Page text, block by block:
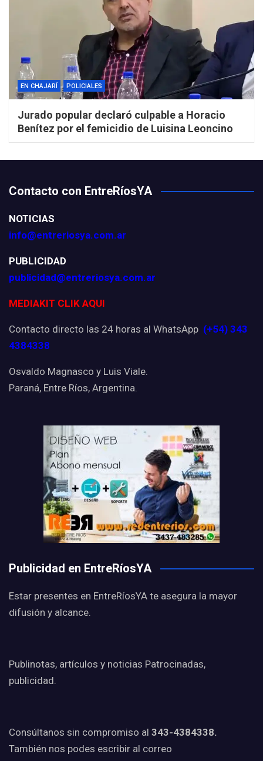
EN CHAJARÍ POLICIALES
Jurado popular declaró culpable a Horacio
Benítez por el femicidio de Luisina Leoncino
Contacto con EntreRíosYA
NOTICIAS
info@entreriosya.com.ar
PUBLICIDAD
publicidad@entreriosya.com.ar
MEDIAKIT CLIK AQUI
Contacto directo las 24 horas al WhatsApp (+54) 343
4384338
Osvaldo Magnasco y Luis Viale.
Paraná, Entre Ríos, Argentina.
Publicidad en EntreRíosYA
Estar presentes en EntreRíosYA te asegura la mayor
difusión y alcance.
Publinotas, artículos y noticias Patrocinadas,
publicidad.
Consúltanos sin compromiso al 343-4384338.
También nos podes escribir al correo